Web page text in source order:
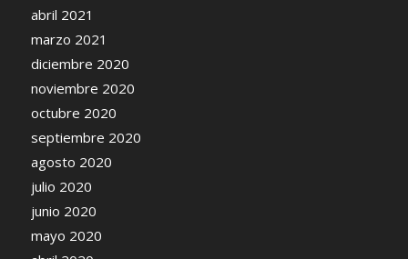
abril 2021
marzo 2021
diciembre 2020
noviembre 2020
octubre 2020
septiembre 2020
agosto 2020
julio 2020
junio 2020
mayo 2020